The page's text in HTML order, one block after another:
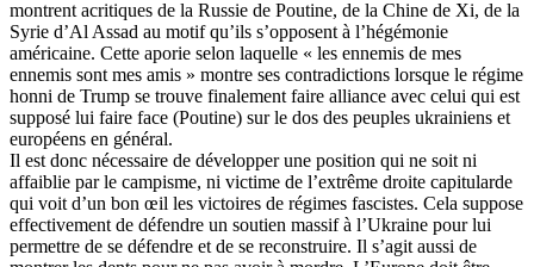
montrent acritiques de la Russie de Poutine, de la Chine de Xi, de la
Syrie d’Al Assad au motif qu’ils s’opposent à l’hégémonie
américaine. Cette aporie selon laquelle « les ennemis de mes
ennemis sont mes amis » montre ses contradictions lorsque le régime
honni de Trump se trouve finalement faire alliance avec celui qui est
supposé lui faire face (Poutine) sur le dos des peuples ukrainiens et
européens en général.
Il est donc nécessaire de développer une position qui ne soit ni
affaiblie par le campisme, ni victime de l’extrême droite capitularde
qui voit d’un bon œil les victoires de régimes fascistes. Cela suppose
effectivement de défendre un soutien massif à l’Ukraine pour lui
permettre de se défendre et de se reconstruire. Il s’agit aussi de